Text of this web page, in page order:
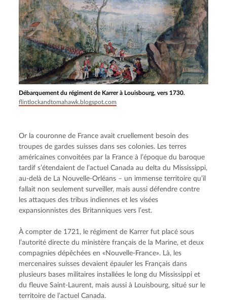
Débarquement du régiment de Karrer à Louisbourg, vers 1730.
flintlockandtomahawk.blogspot.com
Or la couronne de France avait cruellement besoin des
troupes de gardes suisses dans ses colonies. Les terres
américaines convoitées par la France à l’époque du baroque
tardif s’étendaient de l’actuel Canada au delta du Mississippi,
au-delà de La Nouvelle-Orléans – un immense territoire qu’il
fallait non seulement surveiller, mais aussi défendre contre
les attaques des tribus indiennes et les visées
expansionnistes des Britanniques vers l’est.
À compter de 1721, le régiment de Karrer fut placé sous
l’autorité directe du ministère français de la Marine, et deux
compagnies dépêchées en «Nouvelle-France». Là, les
mercenaires suisses devaient épauler les Français dans
plusieurs bases militaires installées le long du Mississippi et
du fleuve Saint-Laurent, mais aussi à Louisbourg, situé sur le
territoire de l’actuel Canada.